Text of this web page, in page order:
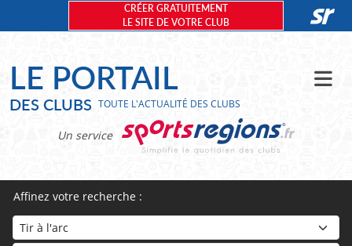
Panneau de gestion des cookies
Affinez votre recherche :
LE PORTAIL
DES CLUBS TOUTE L'ACTUALITÉ DES CLUBS
Un service
CRÉER GRATUITEMENT
LE SITE DE VOTRE CLUB